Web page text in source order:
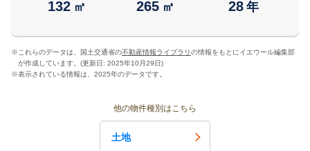
132 ㎡ 265 ㎡ 28 年
※ これらのデータは、国土交通省の不動産情報ライブラリの情報をもとにイエウール編集部
が作成しています。(更新日: 2025年10月29日)
※表示されている情報は、2025年のデータです。
他の物件種別はこちら
土地